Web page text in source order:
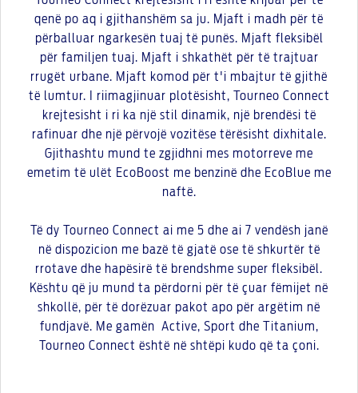
qenë po aq i gjithanshëm sa ju. Mjaft i madh për të
përballuar ngarkesën tuaj të punës. Mjaft fleksibël
për familjen tuaj. Mjaft i shkathët për të trajtuar
rrugët urbane. Mjaft komod për t'i mbajtur të gjithë
të lumtur. I riimagjinuar plotësisht, Tourneo Connect
krejtesisht i ri ka një stil dinamik, një brendësi të
rafinuar dhe një përvojë vozitëse tërësisht dixhitale.
Gjithashtu mund te zgjidhni mes motorreve me
emetim të ulët EcoBoost me benzinë ​​dhe EcoBlue me
naftë.
Të dy Tourneo Connect ai me 5 dhe ai 7 vendësh janë
në dispozicion me bazë të gjatë ose të shkurtër të
rrotave dhe hapësirë ​​të brendshme super fleksibël.
Kështu që ju mund ta përdorni për të çuar fëmijet në
shkollë, për të dorëzuar pakot apo për argëtim në
fundjavë. Me gamën Active, Sport dhe Titanium,
Tourneo Connect është në shtëpi kudo që ta çoni.